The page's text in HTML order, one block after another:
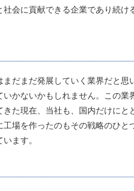
社会に貢献できる企業であり続
だまだ発展していく業界だと思
かないかもしれません。この
た現在、当社も、国内だけに
工場を作ったのもその戦略のひ
ます。